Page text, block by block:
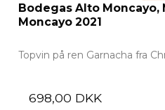
Bodegas Alto Moncayo,
Moncayo 2021
Topvin på ren Garnacha fra
698,00 DKK